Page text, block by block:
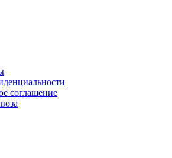
соглашение